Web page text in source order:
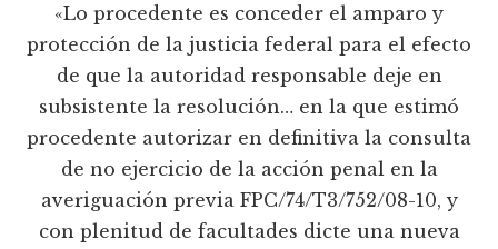
«Lo procedente es conceder el amparo y
protección de la justicia federal para el efecto
de que la autoridad responsable deje en
subsistente la resolución… en la que estimó
procedente autorizar en definitiva la consulta
de no ejercicio de la acción penal en la
averiguación previa FPC/74/T3/752/08-10, y
con plenitud de facultades dicte una nueva